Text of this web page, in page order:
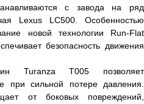
с завода на ряд
Lexus LC500. Особенностью
новой технологии Run-Flat
безопасность движения
Turanza T005 позволяет
при сильной потере давления.
от боковых повреждений,